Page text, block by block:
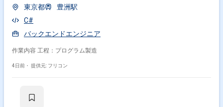
東京都
豊洲駅
C#
バックエンドエンジニア
作業内容 工程：プログラム製造
4日前・ 提供元: フリコン